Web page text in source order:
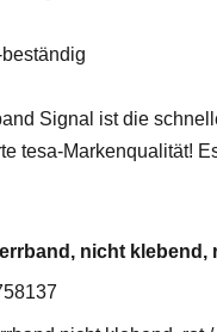
Signal ist die
tesa-Markenqualität!
nicht klebend,